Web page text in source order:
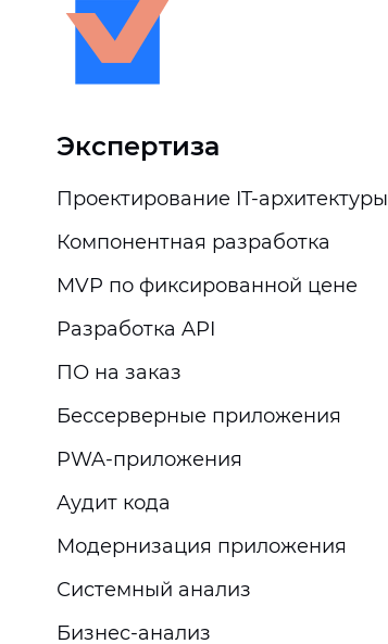
Экспертиза
Проектирование IT-архитектуры
Компонентная разработка
MVP по фиксированной цене
Разработка API
ПО на заказ
Бессерверные приложения
PWA-приложения
Аудит кода
Модернизация приложения
Системный анализ
Бизнес-анализ